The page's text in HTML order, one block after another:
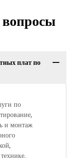
плат по
по
и монтаж